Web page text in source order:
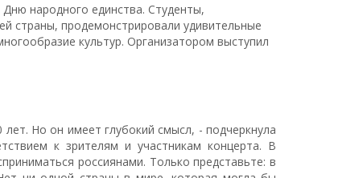
народного единства. Студенты,
страны, продемонстрировали удивительные
культур. Организатором выступил
Но он имеет глубокий смысл, - подчеркнула
к зрителям и участникам концерта. В
россиянами. Только представьте: в